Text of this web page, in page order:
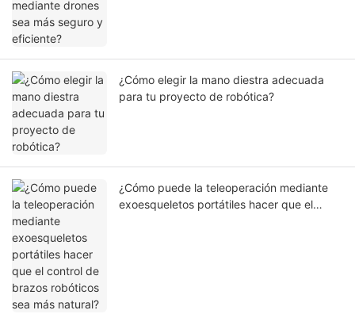
¿Cómo elegir la mano diestra adecuada
para tu proyecto de robótica?
¿Cómo puede la teleoperación mediante
exoesqueletos portátiles hacer que el